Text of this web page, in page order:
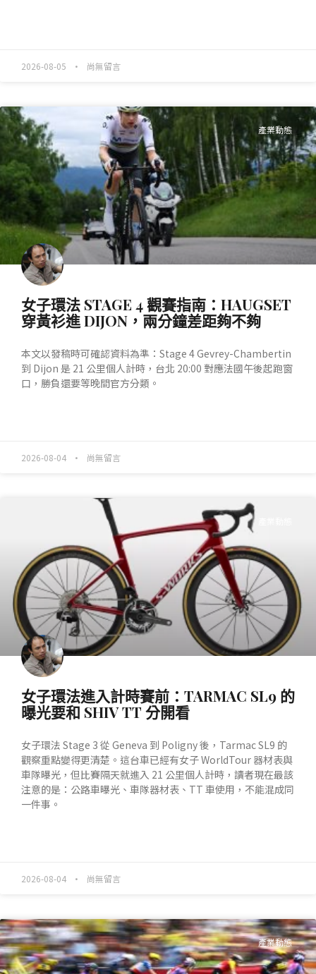
2026-08-05 尚無留言
產業動態
女子環法 STAGE 4 觀賽指南：HAUGSET
穿黃衫進 DIJON，兩分鐘差距夠不夠
本文以發稿時可確認資料為準：Stage 4 Gevrey-Chambertin
到 Dijon 是 21 公里個人計時，台北 20:00 對應法國午後起跑窗
口，勝負還要等晚間官方分類。
2026-08-04 尚無留言
女子環法進入計時賽前：TARMAC SL9 的
曝光要和 SHIV TT 分開看
女子環法 Stage 3 從 Geneva 到 Poligny 後，Tarmac SL9 的
觀察重點變得更清楚。這台車已經有女子 WorldTour 器材表與
車隊曝光，但比賽隔天就進入 21 公里個人計時，讀者現在最該
注意的是：公路車曝光、車隊器材表、TT 車使用，不能混成同
一件事。
2026-08-04 尚無留言
產業動態